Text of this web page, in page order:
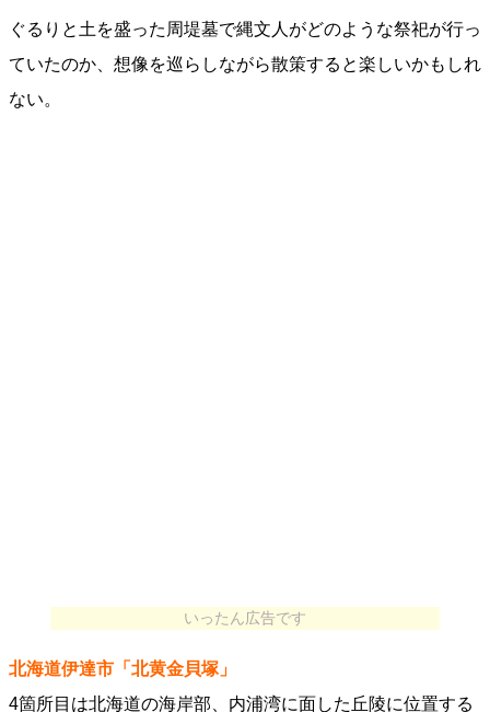
ぐるりと土を盛った周堤墓で縄文人がどのような祭祀が行っ
ていたのか、想像を巡らしながら散策すると楽しいかもしれ
ない。
いったん広告です
北海道伊達市「北黄金貝塚」
4箇所目は北海道の海岸部、内浦湾に面した丘陵に位置する